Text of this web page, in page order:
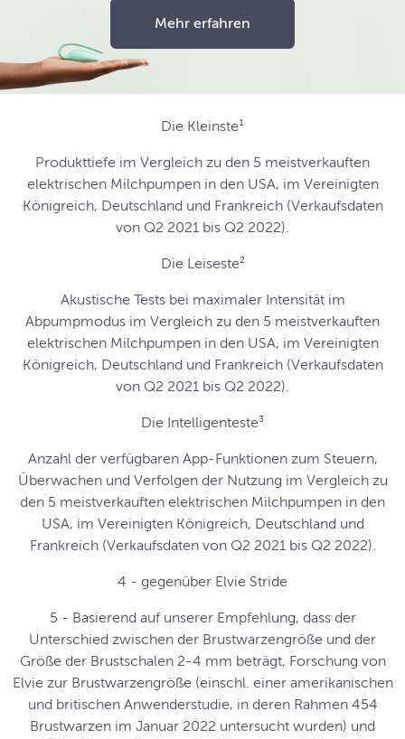
Mehr erfahren
Die Kleinste¹
Produkttiefe im Vergleich zu den 5 meistverkauften
elektrischen Milchpumpen in den USA, im Vereinigten
Königreich, Deutschland und Frankreich (Verkaufsdaten
von Q2 2021 bis Q2 2022).
Die Leiseste²
Akustische Tests bei maximaler Intensität im
Abpumpmodus im Vergleich zu den 5 meistverkauften
elektrischen Milchpumpen in den USA, im Vereinigten
Königreich, Deutschland und Frankreich (Verkaufsdaten
von Q2 2021 bis Q2 2022).
Die Intelligenteste³
Anzahl der verfügbaren App-Funktionen zum Steuern,
Überwachen und Verfolgen der Nutzung im Vergleich zu
den 5 meistverkauften elektrischen Milchpumpen in den
USA, im Vereinigten Königreich, Deutschland und
Frankreich (Verkaufsdaten von Q2 2021 bis Q2 2022).
4 - gegenüber Elvie Stride
5 - Basierend auf unserer Empfehlung, dass der
Unterschied zwischen der Brustwarzengröße und der
Größe der Brustschalen 2-4 mm beträgt, Forschung von
Elvie zur Brustwarzengröße (einschl. einer amerikanischen
und britischen Anwenderstudie, in deren Rahmen 454
Brustwarzen im Januar 2022 untersucht wurden) und